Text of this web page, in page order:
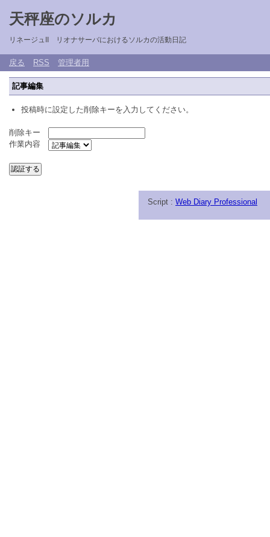
天秤座のソルカ
リネージュII リオナサーバにおけるソルカの活動日記
戻る RSS 管理者用
記事編集
投稿時に設定した削除キーを入力してください。
削除キー
作業内容
Script : Web Diary Professional